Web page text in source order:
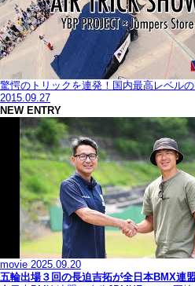
驚愕のトリックを連発！国内最高レベル
2015.09.27
NEW ENTRY
movie 2025.09.20
五輪出場３回の長迫吉拓が全日本BMX連